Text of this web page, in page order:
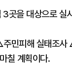
곳을 대상으로 실
민피해 실태조
칠 계획이다.